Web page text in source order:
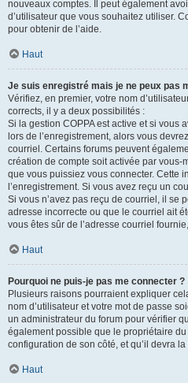
nouveaux comptes. Il peut également
d’utilisateur que vous souhaitez utiliser.
pour obtenir de l’aide.
Haut
Je suis enregistré mais je ne peux pas
Vérifiez, en premier, votre nom
corrects, il y a deux possibilités :
Si la gestion COPPA est active et si vous
lors de l’enregistrement, alors vous
courriel. Certains forums peuvent
création de compte soit activée par
que vous puissiez vous connecter. Cette
l’enregistrement. Si vous avez reçu un
Si vous n’avez pas reçu de courriel, il se
adresse incorrecte ou que le courriel ait
vous êtes sûr de l’adresse courriel
Haut
Pourquoi ne puis-je pas me connecter ?
Plusieurs raisons pourraient expliquer
nom d’utilisateur et votre mot de passe
un administrateur du forum pour vérifier
également possible que le propriétaire
configuration de son côté, et qu’il devra la
Haut